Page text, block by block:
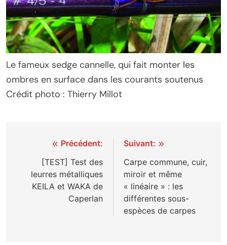
Le fameux sedge cannelle, qui fait monter les
ombres en surface dans les courants soutenus
Crédit photo : Thierry Millot
Navigation
l’article
Précédent:
[TEST] Test des
leurres métalliques
KEILA et WAKA de
Caperlan
Suivant:
Carpe commune, cuir,
miroir et même
« linéaire » : les
différentes sous-
espèces de carpes